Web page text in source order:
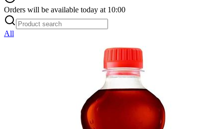
Orders will be available today at 10:00
All